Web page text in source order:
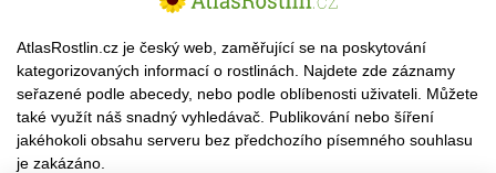
AtlasRostlin.cz je český web, zaměřující se na poskytování
kategorizovaných informací o rostlinách. Najdete zde záznamy
seřazené podle abecedy, nebo podle oblíbenosti uživateli. Můžete
také využít náš snadný vyhledávač. Publikování nebo šíření
jakéhokoli obsahu serveru bez předchozího písemného souhlasu
je zakázáno.